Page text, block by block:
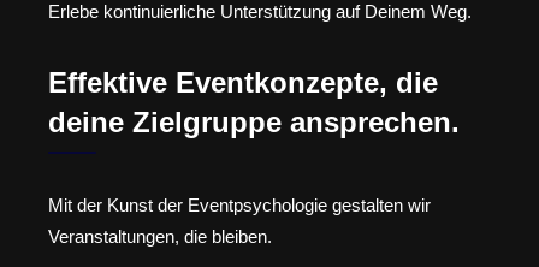
Erlebe kontinuierliche Unterstützung auf Deinem Weg.
Effektive Eventkonzepte, die
deine Zielgruppe ansprechen.
Mit der Kunst der Eventpsychologie gestalten wir
Veranstaltungen, die bleiben.